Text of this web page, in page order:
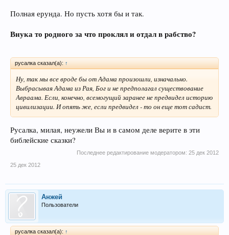
Полная ерунда. Но пусть хотя бы и так.
Внука то родного за что проклял и отдал в рабство?
русалка сказал(а): ↑
Ну, так мы все вроде бы от Адама произошли, изначально.
Выбрасывая Адама из Рая, Бог и не предполагал существование
Авраама. Если, конечно, всемогущий заранее не предвидел историю
цивилизации. И опять же, если предвидел - то он еще тот садист.
Русалка, милая, неужели Вы и в самом деле верите в эти
библейские сказки?
Последнее редактирование модератором: 25 дек 2012
25 дек 2012
Анжей
Пользователи
русалка сказал(а): ↑